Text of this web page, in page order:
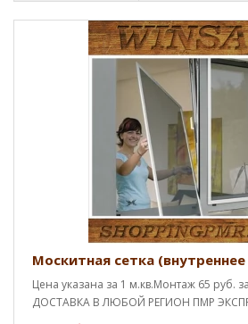
Москитная сетка
Цена указана за 1 м.кв.Монтаж 65
ДОСТАВКА В ЛЮБОЙ РЕГИОН ПМР